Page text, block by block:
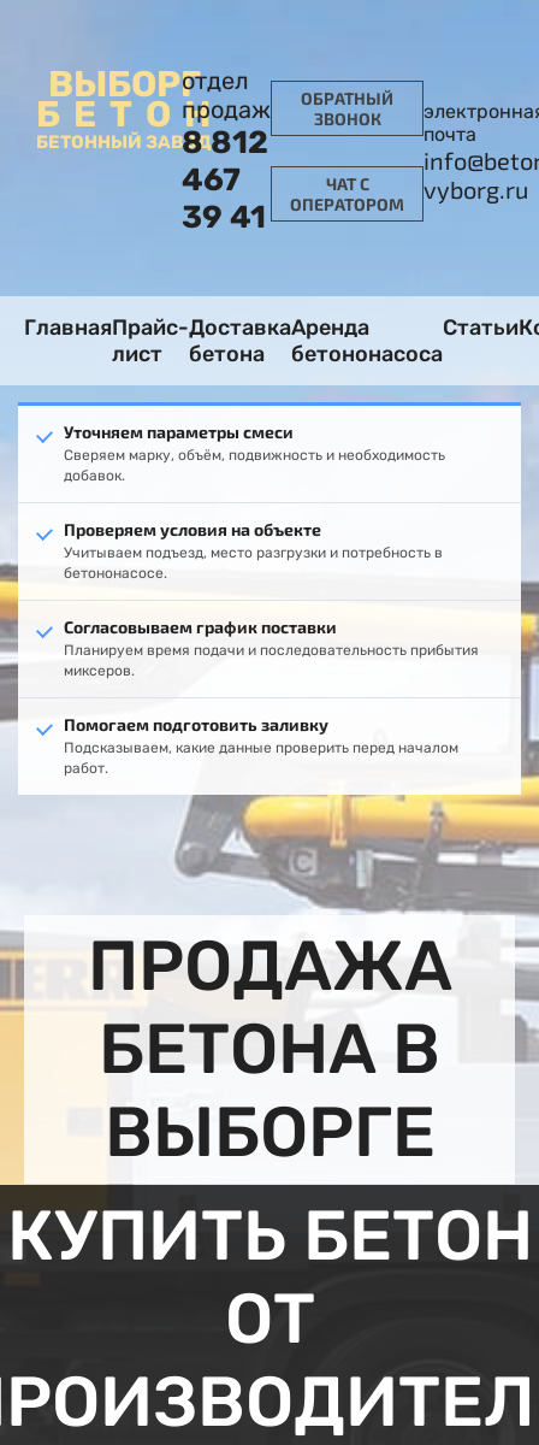
ВЫБОРГ
БЕТОН
БЕТОННЫЙ ЗАВОД
отдел
продаж
8 812
467
39 41
ОБРАТНЫЙ
ЗВОНОК
ЧАТ С
ОПЕРАТОРОМ
почта
vyborg.ru
ГлавнаяПрайс-
лист
Доставка
бетона
Аренда
бетононасоса
Статьи
Уточняем параметры смеси
Сверяем марку, объём, подвижность и необходимость
добавок.
Проверяем условия на объекте
Учитываем подъезд, место разгрузки и потребность в
бетононасосе.
Согласовываем график поставки
Планируем время подачи и последовательность прибытия
миксеров.
Помогаем подготовить заливку
Подсказываем, какие данные проверить перед началом
работ.
ПРОДАЖА
БЕТОНА В
ВЫБОРГЕ
КУПИТЬ БЕТОН
ОТ